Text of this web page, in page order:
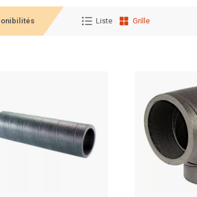
Liste Grille
TTC TTC